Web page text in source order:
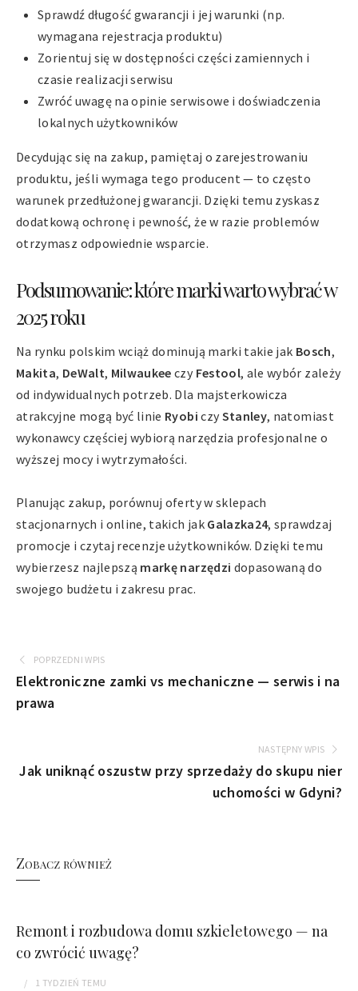
Sprawdź długość gwarancji i jej warunki (np.
wymagana rejestracja produktu)
Zorientuj się w dostępności części zamiennych i
czasie realizacji serwisu
Zwróć uwagę na opinie serwisowe i doświadczenia
lokalnych użytkowników
Decydując się na zakup, pamiętaj o zarejestrowaniu
produktu, jeśli wymaga tego producent — to często
warunek przedłużonej gwarancji. Dzięki temu zyskasz
dodatkową ochronę i pewność, że w razie problemów
otrzymasz odpowiednie wsparcie.
Podsumowanie: które marki warto wybrać w
2025 roku
Na rynku polskim wciąż dominują marki takie jak Bosch,
Makita, DeWalt, Milwaukee czy Festool, ale wybór zależy
od indywidualnych potrzeb. Dla majsterkowicza
atrakcyjne mogą być linie Ryobi czy Stanley, natomiast
wykonawcy częściej wybiorą narzędzia profesjonalne o
wyższej mocy i wytrzymałości.
Planując zakup, porównuj oferty w sklepach
stacjonarnych i online, takich jak Galazka24, sprawdzaj
promocje i czytaj recenzje użytkowników. Dzięki temu
wybierzesz najlepszą markę narzędzi dopasowaną do
swojego budżetu i zakresu prac.
POPRZEDNI WPIS
Elektroniczne zamki vs mechaniczne — serwis i na
prawa
NASTĘPNY WPIS
Jak uniknąć oszustw przy sprzedaży do skupu nier
uchomości w Gdyni?
Zobacz również
Remont i rozbudowa domu szkieletowego — na
co zwrócić uwagę?
1 TYDZIEŃ TEMU